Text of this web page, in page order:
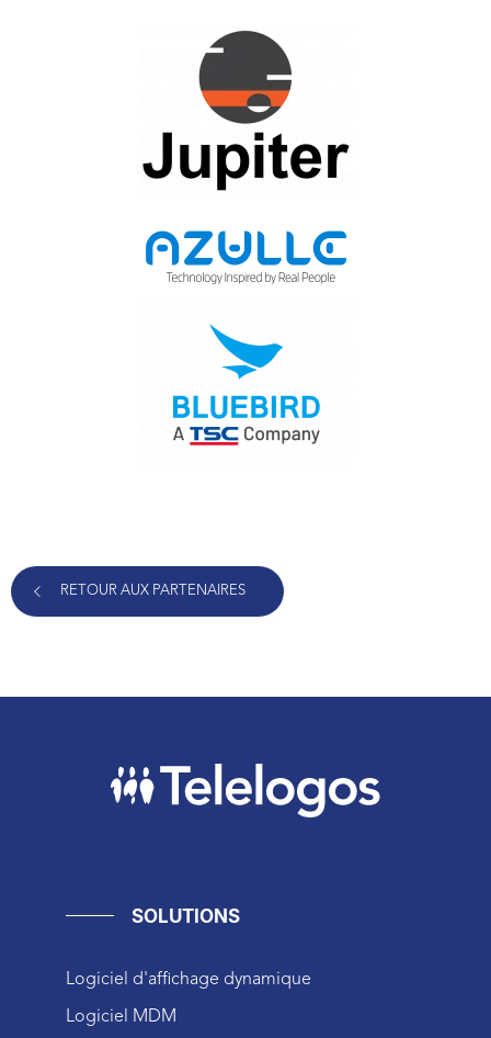
RETOUR AUX PARTENAIRES
SOLUTIONS
Logiciel d'affichage dynamique
Logiciel MDM